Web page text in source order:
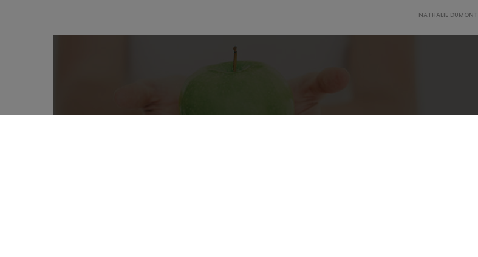
NATHALIE DUMONT